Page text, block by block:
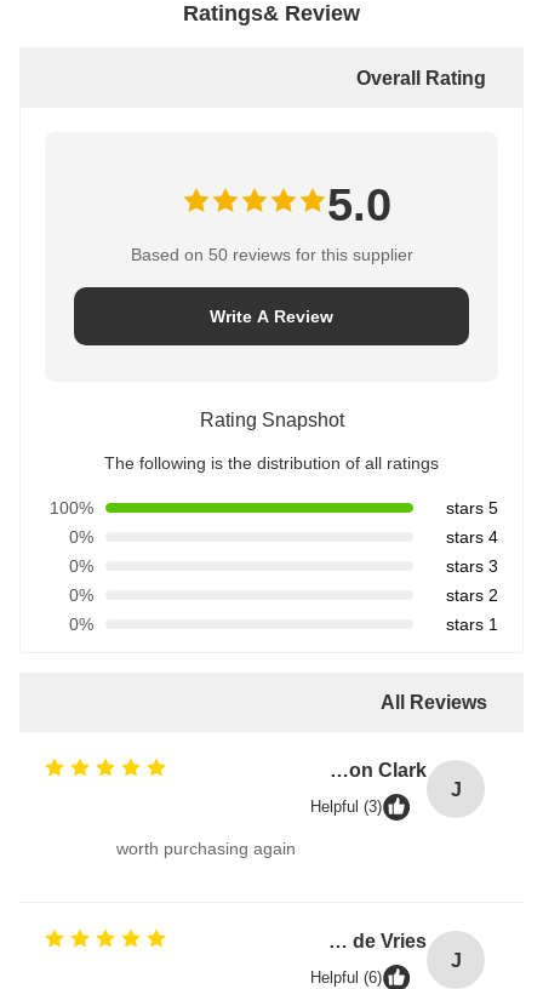
Ratings& Review
Overall Rating
5.0
Based on 50 reviews for this supplier
Write A Review
Rating Snapshot
The following is the distribution of all ratings
5 stars
100%
4 stars
0%
3 stars
0%
2 stars
0%
1 stars
0%
All Reviews
J
Jason Clark
Helpful (3)
worth purchasing again
J
Jan de Vries
Helpful (6)